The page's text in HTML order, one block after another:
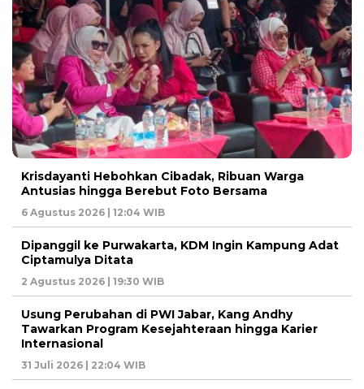
Krisdayanti Hebohkan Cibadak, Ribuan Warga
Antusias hingga Berebut Foto Bersama
6 Agustus 2026 | 12:04 WIB
Dipanggil ke Purwakarta, KDM Ingin Kampung Adat
Ciptamulya Ditata
2 Agustus 2026 | 19:30 WIB
Usung Perubahan di PWI Jabar, Kang Andhy
Tawarkan Program Kesejahteraan hingga Karier
Internasional
31 Juli 2026 | 22:04 WIB